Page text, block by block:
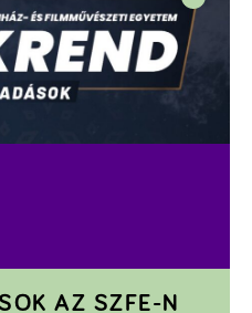
AZ SZFE-N